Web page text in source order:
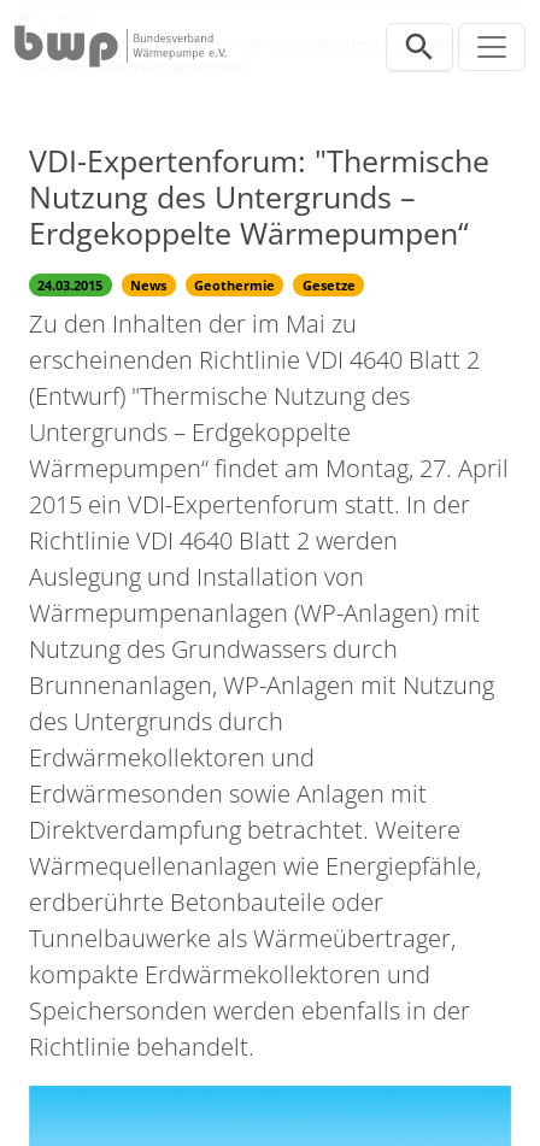
VDI-Expertenforum: "Thermische Nutzung des Untergrunds –
Erdgekoppelte Wärmepumpen“
VDI-Expertenforum: "Thermische
Nutzung des Untergrunds –
Erdgekoppelte Wärmepumpen“
24.03.2015 News Geothermie Gesetze
Zu den Inhalten der im Mai zu
erscheinenden Richtlinie VDI 4640 Blatt 2
(Entwurf) "Thermische Nutzung des
Untergrunds – Erdgekoppelte
Wärmepumpen“ findet am Montag, 27. April
2015 ein VDI-Expertenforum statt. In der
Richtlinie VDI 4640 Blatt 2 werden
Auslegung und Installation von
Wärmepumpenanlagen (WP-Anlagen) mit
Nutzung des Grundwassers durch
Brunnenanlagen, WP-Anlagen mit Nutzung
des Untergrunds durch
Erdwärmekollektoren und
Erdwärmesonden sowie Anlagen mit
Direktverdampfung betrachtet. Weitere
Wärmequellenanlagen wie Energiepfähle,
erdberührte Betonbauteile oder
Tunnelbauwerke als Wärmeübertrager,
kompakte Erdwärmekollektoren und
Speichersonden werden ebenfalls in der
Richtlinie behandelt.